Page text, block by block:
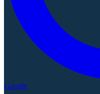
Google